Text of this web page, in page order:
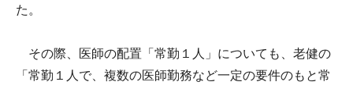
た。
その際、医師の配置「常勤１人」についても、老健の
「常勤１人で、複数の医師勤務など一定の要件のもと常